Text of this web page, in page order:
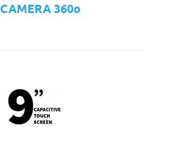
CAMERA 360o